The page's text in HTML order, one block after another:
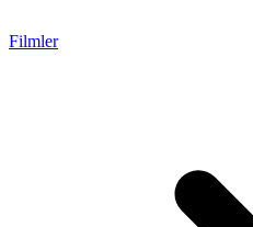
Filmler